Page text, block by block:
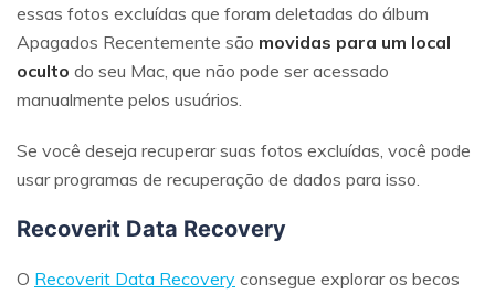
essas fotos excluídas que foram deletadas do álbum
Apagados Recentemente são movidas para um local
oculto do seu Mac, que não pode ser acessado
manualmente pelos usuários.
Se você deseja recuperar suas fotos excluídas, você pode
usar programas de recuperação de dados para isso.
Recoverit Data Recovery
O Recoverit Data Recovery consegue explorar os becos